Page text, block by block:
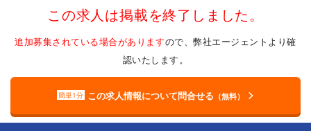
この求人は掲載を終了しました。
追加募集されている場合がありますので、弊社エージェントより確
認いたします。
簡単1分 この求人情報について問合せる （無料）